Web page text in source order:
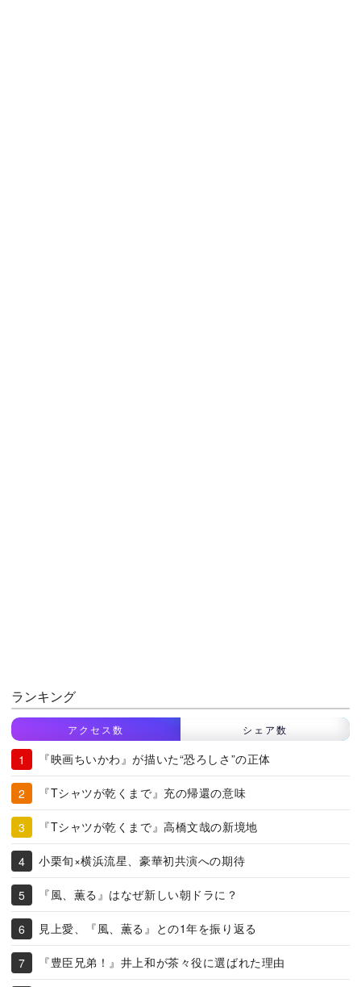
ランキング
アクセス数 シェア数
『映画ちいかわ』が描いた“恐ろしさ”の正体
『Tシャツが乾くまで』充の帰還の意味
『Tシャツが乾くまで』高橋文哉の新境地
小栗旬×横浜流星、豪華初共演への期待
『風、薫る』はなぜ新しい朝ドラに？
見上愛、『風、薫る』との1年を振り返る
『豊臣兄弟！』井上和が茶々役に選ばれた理由